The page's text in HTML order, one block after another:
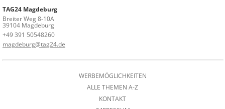
TAG24 Magdeburg
Breiter Weg 8-10A
39104 Magdeburg
+49 391 50548260
magdeburg@tag24.de
WERBEMÖGLICHKEITEN
ALLE THEMEN A-Z
KONTAKT